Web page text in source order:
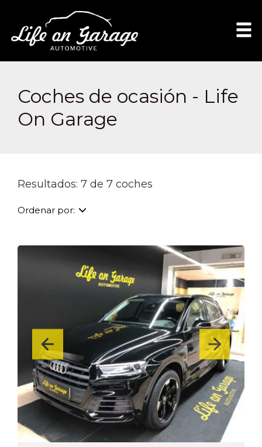
Coches de ocasión - Life
On Garage
Resultados: 7 de 7 coches
Ordenar por: